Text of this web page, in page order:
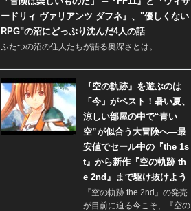
ードリィ ヴァリアンツ ダフネ』、"優しくない
RPG"の沼にどっぷり沈んだ4人の話
ふたつの沼の住人たちが語る奥深さとは。
『空の軌跡』を遊ぶのは
「今」がベスト！暑い夏、
涼しい部屋の中で“青い
空”が似合う大冒険へ―最
安値でセール中の『the 1s
t』から新作『空の軌跡 th
e 2nd』まで駆け抜けよう
『空の軌跡 the 2nd』の発売
が目前に迫る今こそ、『空の